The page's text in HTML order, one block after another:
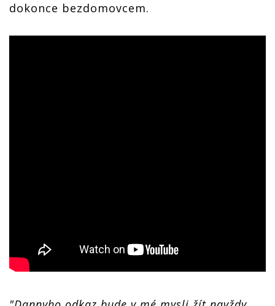
dokonce bezdomovcem.